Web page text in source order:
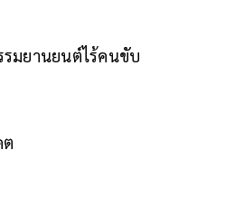
มยานยนต์ไร้คนขับ